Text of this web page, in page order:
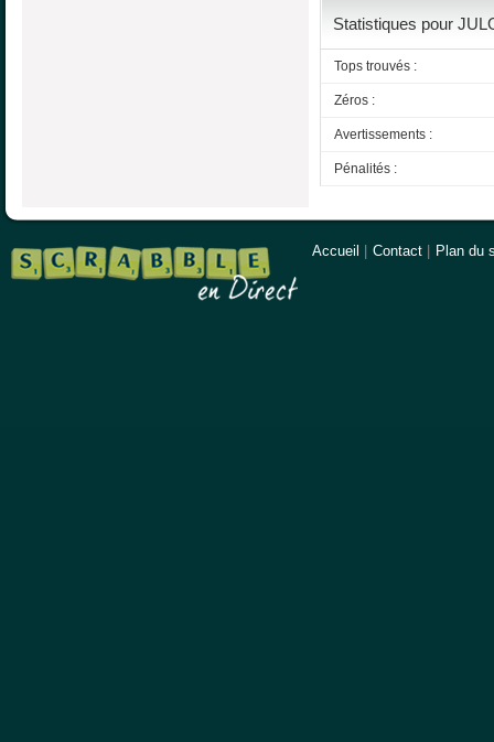
Statistiques pour
Tops trouvés :
Zéros :
Avertissements :
Pénalités :
Accueil Contact Plan du